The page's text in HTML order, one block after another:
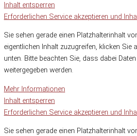
Inhalt entsperren
Erforderlichen Service akzeptieren und
Sie sehen gerade einen Platzhalterinhalt
eigentlichen Inhalt zuzugreifen, klicken Sie
unten. Bitte beachten Sie, dass dabei
weitergegeben werden.
Mehr Informationen
Inhalt entsperren
Erforderlichen Service akzeptieren und
Sie sehen gerade einen Platzhalterinhalt